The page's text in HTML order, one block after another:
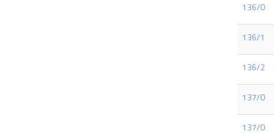
136/0
136/1
136/2
137/0
137/0